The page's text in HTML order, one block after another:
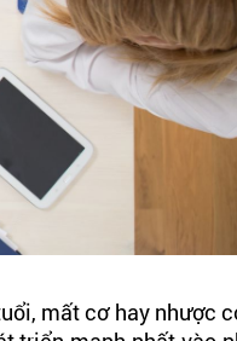
mất cơ hay nhược